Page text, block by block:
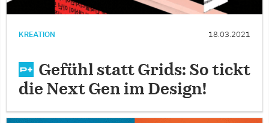
KREATION 18.03.2021
Gefühl statt Grids: So tickt
die Next Gen im Design!